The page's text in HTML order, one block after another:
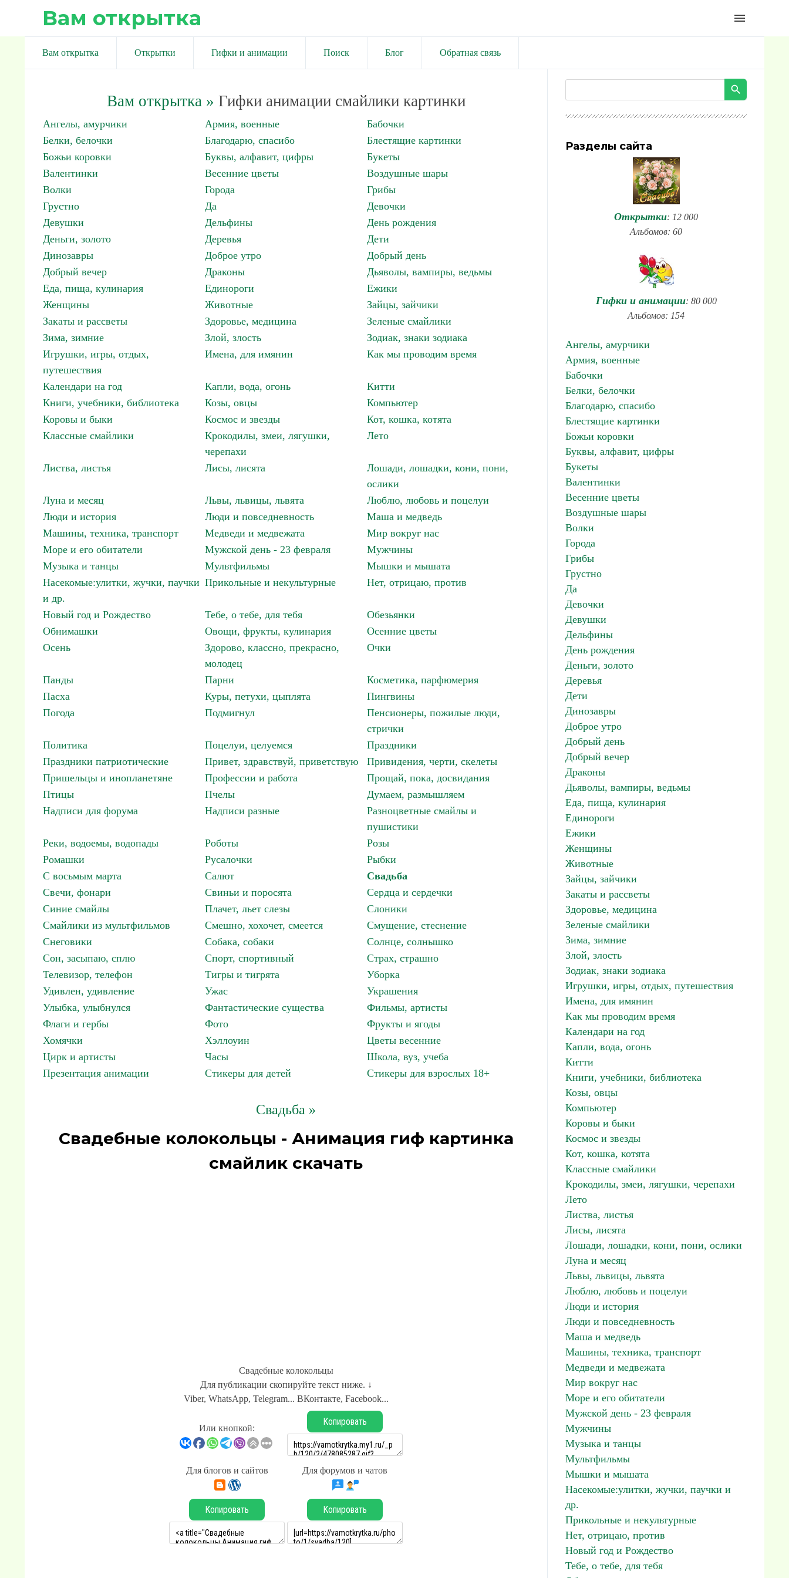
Вам открытка menu
Вам открытка Открытки Гифки и анимации Поиск Блог Обратная связь
Вам открытка» Гифки анимации смайлики картинки
Ангелы, амурчики Армия, военные
Бабочки
Белки, белочки
Благодарю, спасибо
Блестящие картинки
Божьи коровки
Буквы, алфавит, цифры
Букеты
Валентинки
Весенние цветы
Воздушные шары
Волки
Города
Грибы
Грустно
Да
Девочки
Девушки
Дельфины
День рождения
Деньги, золото
Деревья
Дети
Динозавры
Доброе утро
Добрый день
Добрый вечер
Драконы
Дьяволы, вампиры, ведьмы
Еда, пища, кулинария
Единороги
Ежики
Женщины
Животные
Зайцы, зайчики
Закаты и рассветы
Здоровье, медицина
Зеленые смайлики
Зима, зимние
Злой, злость
Зодиак, знаки зодиака
Игрушки, игры, отдых,
путешествия
Имена, для имянин Как мы проводим время
Календари на год Капли, вода, огонь
Китти
Книги, учебники, библиотека
Козы, овцы
Компьютер
Коровы и быки
Космос и звезды
Кот, кошка, котята
Классные смайлики
Крокодилы, змеи, лягушки,
черепахи
Лето
Листва, листья Лисы, лисята
Лошади, лошадки, кони, пони,
ослики
Луна и месяц
Львы, львицы, львята
Люблю, любовь и поцелуи
Люди и история
Люди и повседневность
Маша и медведь
Машины, техника, транспорт
Медведи и медвежата
Мир вокруг нас
Море и его обитатели
Мужской день - 23 февраля
Мужчины
Музыка и танцы
Мультфильмы
Мышки и мышата
Насекомые:улитки, жучки, паучки
и др.
Прикольные и некультурные Нет, отрицаю, против
Новый год и Рождество Тебе, о тебе, для тебя
Обезьянки
Обнимашки
Овощи, фрукты, кулинария
Осенние цветы
Осень
Здорово, классно, прекрасно,
молодец
Очки
Панды Парни
Косметика, парфюмерия
Пасха
Куры, петухи, цыплята
Пингвины
Погода
Подмигнул
Пенсионеры, пожилые люди,
стрички
Политика
Поцелуи, целуемся
Праздники
Праздники патриотические
Привет, здравствуй, приветствую
Привидения, черти, скелеты
Пришельцы и инопланетяне
Профессии и работа
Прощай, пока, досвидания
Птицы
Пчелы
Думаем, размышляем
Надписи для форума
Надписи разные
Разноцветные смайлы и
пушистики
Реки, водоемы, водопады
Роботы
Розы
Ромашки
Русалочки
Рыбки
С восьмым марта
Салют
Свадьба
Свечи, фонари
Свиньи и поросята
Сердца и сердечки
Синие смайлы
Плачет, льет слезы
Слоники
Смайлики из мультфильмов
Смешно, хохочет, смеется
Смущение, стеснение
Снеговики
Собака, собаки
Солнце, солнышко
Сон, засыпаю, сплю
Спорт, спортивный
Страх, страшно
Телевизор, телефон
Тигры и тигрята
Уборка
Удивлен, удивление
Ужас
Украшения
Улыбка, улыбнулся
Фантастические существа
Фильмы, артисты
Флаги и гербы
Фото
Фрукты и ягоды
Хомячки
Хэллоуин
Цветы весенние
Цирк и артисты
Часы
Школа, вуз, учеба
Презентация анимации
Стикеры для детей Стикеры для взрослых 18+
Свадьба »
Свадебные колокольцы - Анимация гиф картинка
смайлик скачать
Свадебные колокольцы
Для публикации скопируйте текст ниже. ↓
Viber, WhatsApp, Telegram... ВКонтакте, Facebook...
Или кнопкой:
Копировать
Для блогов и сайтов Для форумов и чатов
Копировать Копировать
Разделы сайта
Открытки: 12 000
Альбомов: 60
Гифки и анимации: 80 000
Альбомов: 154
Ангелы, амурчики
Армия, военные
Бабочки
Белки, белочки
Благодарю, спасибо
Блестящие картинки
Божьи коровки
Буквы, алфавит, цифры
Букеты
Валентинки
Весенние цветы
Воздушные шары
Волки
Города
Грибы
Грустно
Да
Девочки
Девушки
Дельфины
День рождения
Деньги, золото
Деревья
Дети
Динозавры
Доброе утро
Добрый день
Добрый вечер
Драконы
Дьяволы, вампиры, ведьмы
Еда, пища, кулинария
Единороги
Ежики
Женщины
Животные
Зайцы, зайчики
Закаты и рассветы
Здоровье, медицина
Зеленые смайлики
Зима, зимние
Злой, злость
Зодиак, знаки зодиака
Игрушки, игры, отдых, путешествия
Имена, для имянин
Как мы проводим время
Календари на год
Капли, вода, огонь
Китти
Книги, учебники, библиотека
Козы, овцы
Компьютер
Коровы и быки
Космос и звезды
Кот, кошка, котята
Классные смайлики
Крокодилы, змеи, лягушки, черепахи
Лето
Листва, листья
Лисы, лисята
Лошади, лошадки, кони, пони, ослики
Луна и месяц
Львы, львицы, львята
Люблю, любовь и поцелуи
Люди и история
Люди и повседневность
Маша и медведь
Машины, техника, транспорт
Медведи и медвежата
Мир вокруг нас
Море и его обитатели
Мужской день - 23 февраля
Мужчины
Музыка и танцы
Мультфильмы
Мышки и мышата
Насекомые:улитки, жучки, паучки и
др.
Прикольные и некультурные
Нет, отрицаю, против
Новый год и Рождество
Тебе, о тебе, для тебя